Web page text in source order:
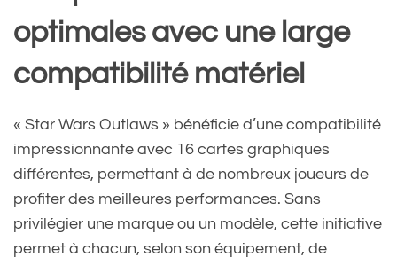
optimales avec une large
compatibilité matériel
« Star Wars Outlaws » bénéficie d’une compatibilité
impressionnante avec 16 cartes graphiques
différentes, permettant à de nombreux joueurs de
profiter des meilleures performances. Sans
privilégier une marque ou un modèle, cette initiative
permet à chacun, selon son équipement, de